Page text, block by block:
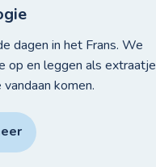
dagen in het Frans. We
op en leggen als extraatje
komen.